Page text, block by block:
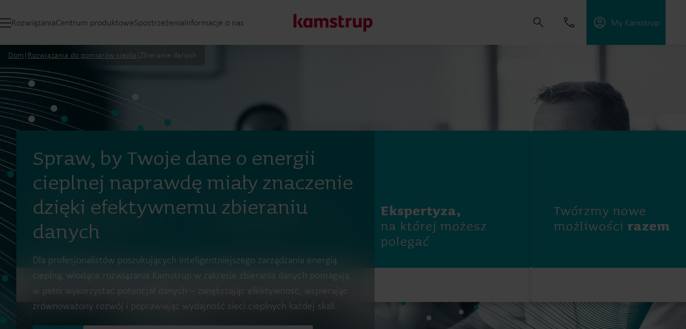
RozwiązaniaCentrum produktoweSpostrzeżeniaInformacje o nas My Kamstrup
które umożliwiają klientom ogranicznie strat wody, zwiększenie zużycia mediów, optymalizację
Dowiedz się więcej o naszych rozwiązaniach
Rozwiązania do pomiarów wody
Inteligentne rozwiązania do
precyzyjnych pomiarów wody
Rozwiązania do pomiarów ciepła
Inteligentne rozwiązania do
dokładnych pomiarów ciepła
Rozwiązania do pomiarów energii elektrycznej
Zaawansowane rozwiązania
do dokładnych pomiarów
Dom | Rozwiązania do pomiarów ciepła | Zbieranie danych
Spraw, by Twoje dane o energii
cieplnej naprawdę miały znaczenie
dzięki efektywnemu zbieraniu
danych
Dla profesjonalistów poszukujących inteligentniejszego zarządzania energią
cieplną, wiodące rozwiązania Kamstrup w zakresie zbierania danych pomagają
w pełni wykorzystać potencjał danych – zwiększając efektywność, wspierając
zrównoważony rozwój i poprawiając wydajność sieci cieplnych każdej skali.